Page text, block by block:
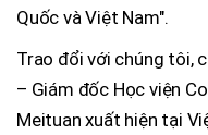
Quốc và Việt Nam".
Trao đổi với chúng tôi,
– Giám đốc Học viện
Meituan xuất hiện tại